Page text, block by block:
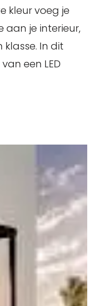
kleur voeg je
aan je interieur,
In dit
een LED